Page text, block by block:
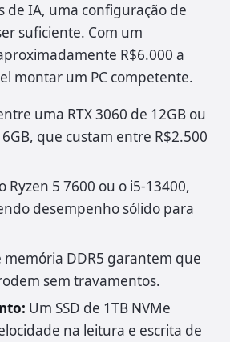
de IA, uma configuração de
suficiente. Com um
R$6.000 a
montar um PC competente.
uma RTX 3060 de 12GB ou
que custam entre R$2.500
Ryzen 5 7600 ou o i5-13400,
desempenho sólido para
memória DDR5 garantem que
sem travamentos.
Um SSD de 1TB NVMe
na leitura e escrita de